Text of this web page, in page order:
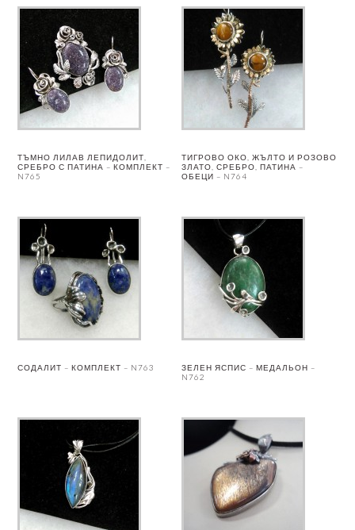
ТЪМНО ЛИЛАВ ЛЕПИДОЛИТ,
СРЕБРО С ПАТИНА – КОМПЛЕКТ –
N765
ТИГРОВО ОКО, ЖЪЛТО И РОЗОВО
ЗЛАТО, СРЕБРО, ПАТИНА –
ОБЕЦИ – N764
СОДАЛИТ – КОМПЛЕКТ – N763
ЗЕЛЕН ЯСПИС – МЕДАЛЬОН –
N762